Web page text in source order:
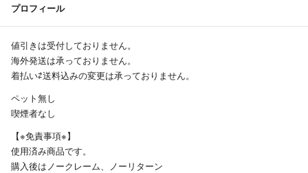
プロフィール
値引きは受付しておりません。
海外発送は承っておりません。
着払い⇄送料込みの変更は承っておりません。
ペット無し
喫煙者なし
【※免責事項※】
使用済み商品です。
購入後はノークレーム、ノーリターン